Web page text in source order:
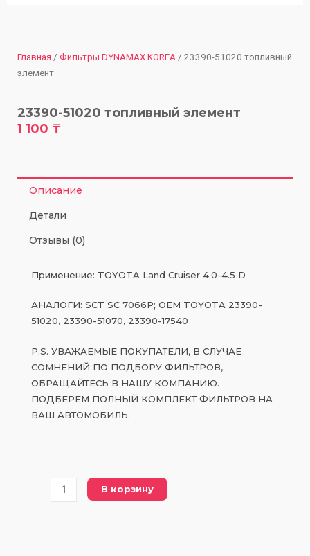
Главная / Фильтры DYNAMAX KOREA / 23390-51020 топливный
элемент
23390-51020 топливный элемент
1 100 ₸
Описание
Детали
Отзывы (0)
Применение: TOYOTA Land Cruiser 4.0-4.5 D
АНАЛОГИ: SCT SC 7066P; OEM TOYOTA 23390-
51020, 23390-51070, 23390-17540
P.S. УВАЖАЕМЫЕ ПОКУПАТЕЛИ, В СЛУЧАЕ
СОМНЕНИЙ ПО ПОДБОРУ ФИЛЬТРОВ,
ОБРАЩАЙТЕСЬ В НАШУ КОМПАНИЮ.
ПОДБЕРЕМ ПОЛНЫЙ КОМПЛЕКТ ФИЛЬТРОВ НА
ВАШ АВТОМОБИЛЬ.
Количество
товара
В корзину